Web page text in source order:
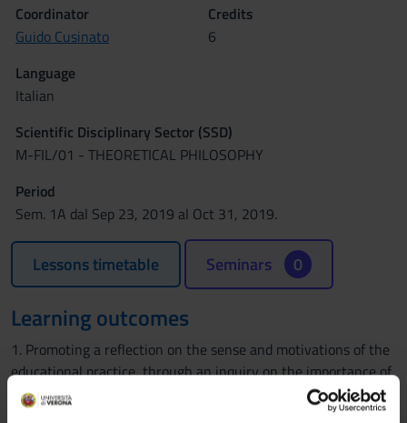
Coordinator
Guido Cusinato
Credits
6
Language
Italian
Scientific Disciplinary Sector (SSD)
M-FIL/01 - THEORETICAL PHILOSOPHY
Period
Sem. 1A dal Sep 23, 2019 al Oct 31, 2019.
Lessons timetable Seminars 0
Learning outcomes
1. Promoting a reflection on the sense and motivations of the
educational practice, through an inquiry on the importance of
emotions and the practices of emotional sharing for the
human formation and the development of a person.